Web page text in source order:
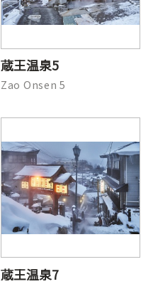
蔵王温泉5
Zao Onsen 5
蔵王温泉7